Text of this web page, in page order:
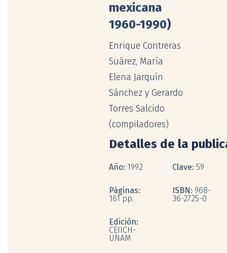
mexicana
1960-1990)
Enrique Contreras
Suárez, María
Elena Jarquín
Sánchez y Gerardo
Torres Salcido
(compiladores)
Detalles de la
Año: 1992
Páginas:
161 pp.
Edición:
CEIICH-
UNAM
Clave: 59
ISBN: 968-
36-2725-0